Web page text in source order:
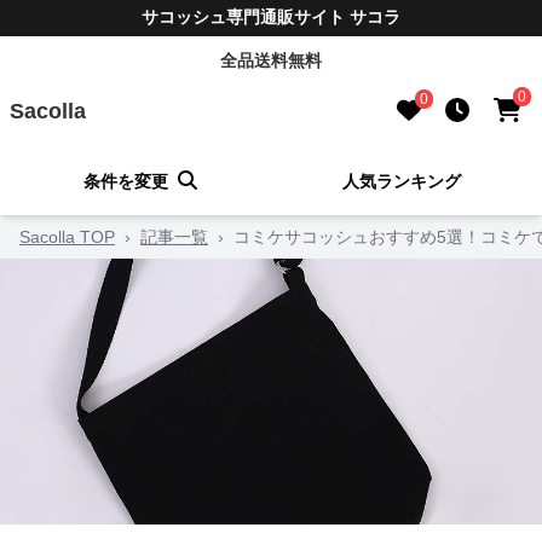
サコッシュ専門通販サイト サコラ
全品送料無料
Sacolla 0 0
条件を変更 人気ランキング
Sacolla TOP › 記事一覧 › コミケサコッシュおすすめ5選！コミ